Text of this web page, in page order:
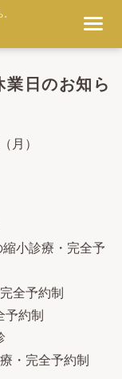
日のお知ら
月）
小診療・完全予
全予約制
約制
・完全予約制